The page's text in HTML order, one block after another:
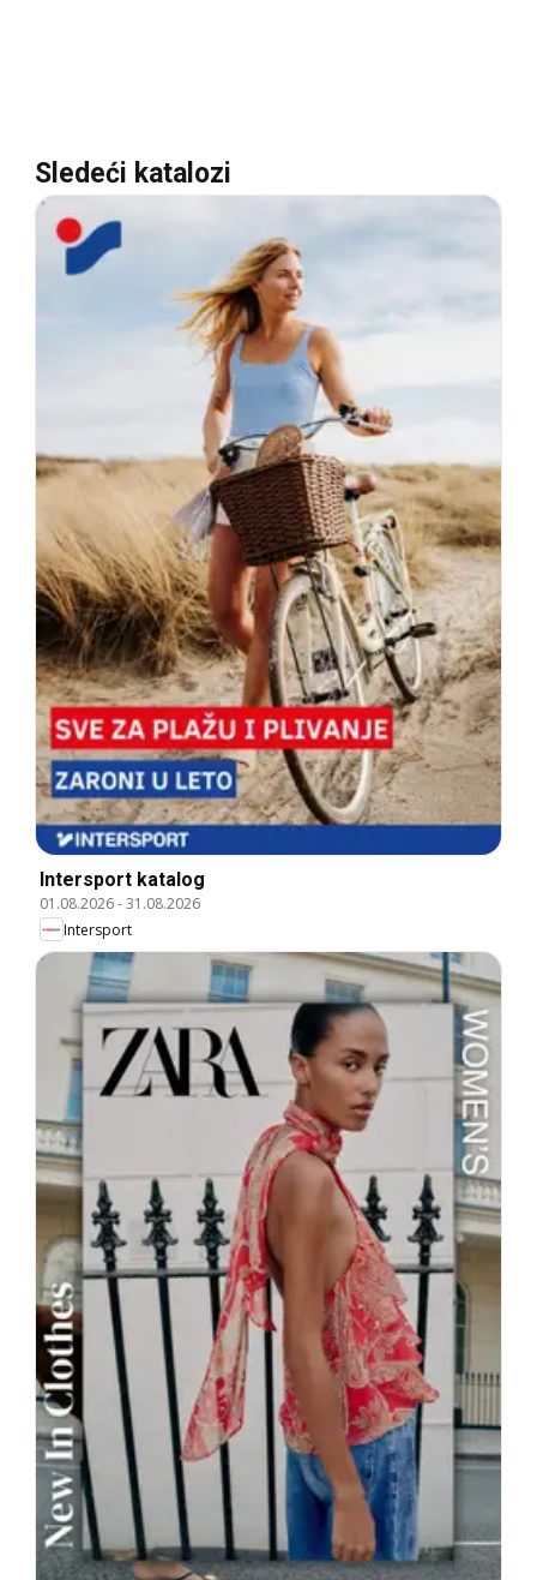
Sledeći katalozi
Intersport katalog
01.08.2026-31.08.2026
Intersport